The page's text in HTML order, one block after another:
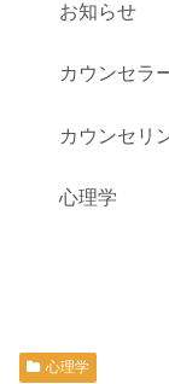
お知らせ
カウンセラ
カウンセリ
心理学
心理学